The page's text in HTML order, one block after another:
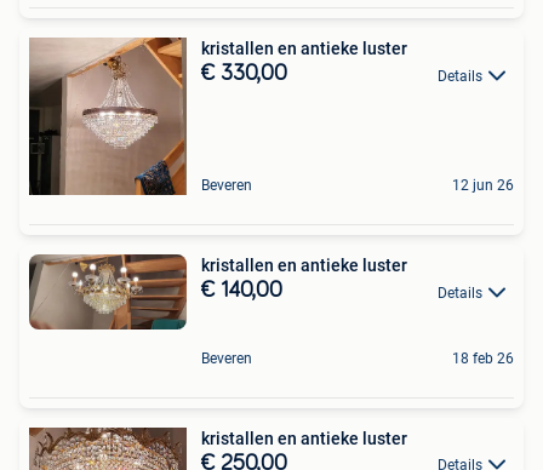
kristallen en antieke luster
€ 330,00 Details
Beveren 12 jun 26
kristallen en antieke luster
€ 140,00 Details
Beveren 18 feb 26
kristallen en antieke luster
€ 250,00 Details